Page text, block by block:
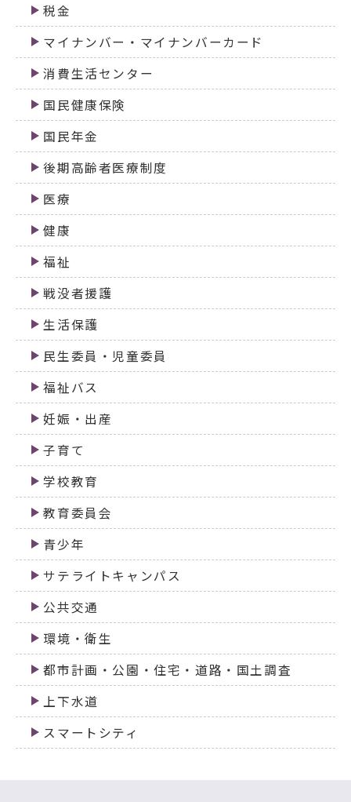
税金
マイナンバー・マイナンバーカード
消費生活センター
国民健康保険
国民年金
後期高齢者医療制度
医療
健康
福祉
戦没者援護
生活保護
民生委員・児童委員
福祉バス
妊娠・出産
子育て
学校教育
教育委員会
青少年
サテライトキャンパス
公共交通
環境・衛生
都市計画・公園・住宅・道路・国土調査
上下水道
スマートシティ